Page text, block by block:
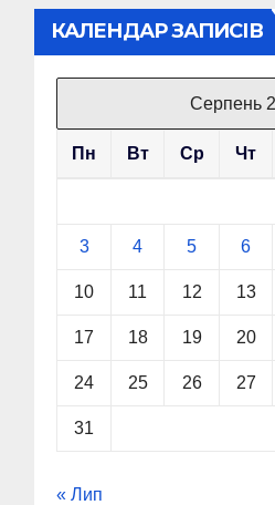
КАЛЕНДАР ЗАПИСІВ
Серпень
Пн Вт Ср Чт
3 4 5 6
10 11 12 13
17 18 19 20
24 25 26 27
31
« Лип